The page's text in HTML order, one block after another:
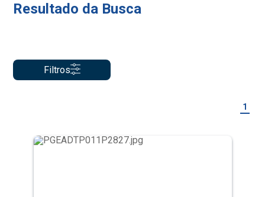
Resultado da Busca
Filtros
1